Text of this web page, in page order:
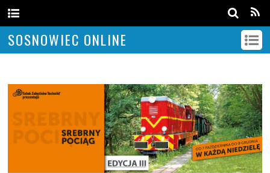
SOSNOWIEC ONLINE